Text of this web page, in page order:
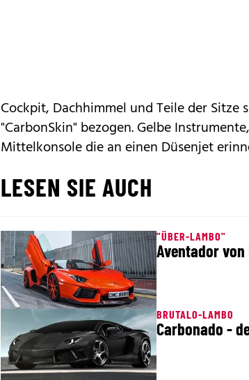
Cockpit, Dachhimmel und Teile der Sitze
"CarbonSkin" bezogen. Gelbe
Mittelkonsole die an einen Düsenjet
LESEN SIE AUCH
"ÜBER-LAMBO"
Aventador von
BRUTALO-LAMBO
Carbonado -